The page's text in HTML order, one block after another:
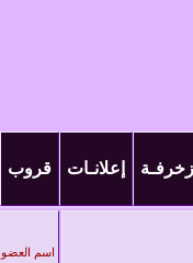
إعلانـات قروب
اسم العضو